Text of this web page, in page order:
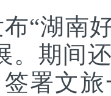
湖南好
。期间
署文